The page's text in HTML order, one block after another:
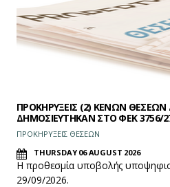
ΠΡΟΚΗΡΥΞΕΙΣ (2) ΚΕΝΩΝ
ΔΗΜΟΣΙΕΥΤΗΚΑΝ ΣΤΟ ΦEK 3756/
ΠΡΟΚΗΡΥΞΕΙΣ ΘΕΣΕΩΝ
THURSDAY 06 AUGUST 2026
Η προθεσμία υποβολής
29/09/2026.